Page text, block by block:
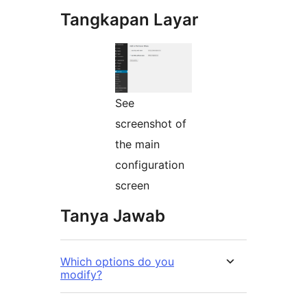
Tangkapan Layar
See
screenshot of
the main
configuration
screen
Tanya Jawab
Which options do you
modify?